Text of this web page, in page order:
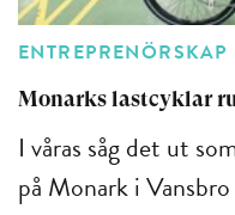
ENTREPRENÖRSKAP
Monarks lastcyklar
I våras såg det ut
på Monark i